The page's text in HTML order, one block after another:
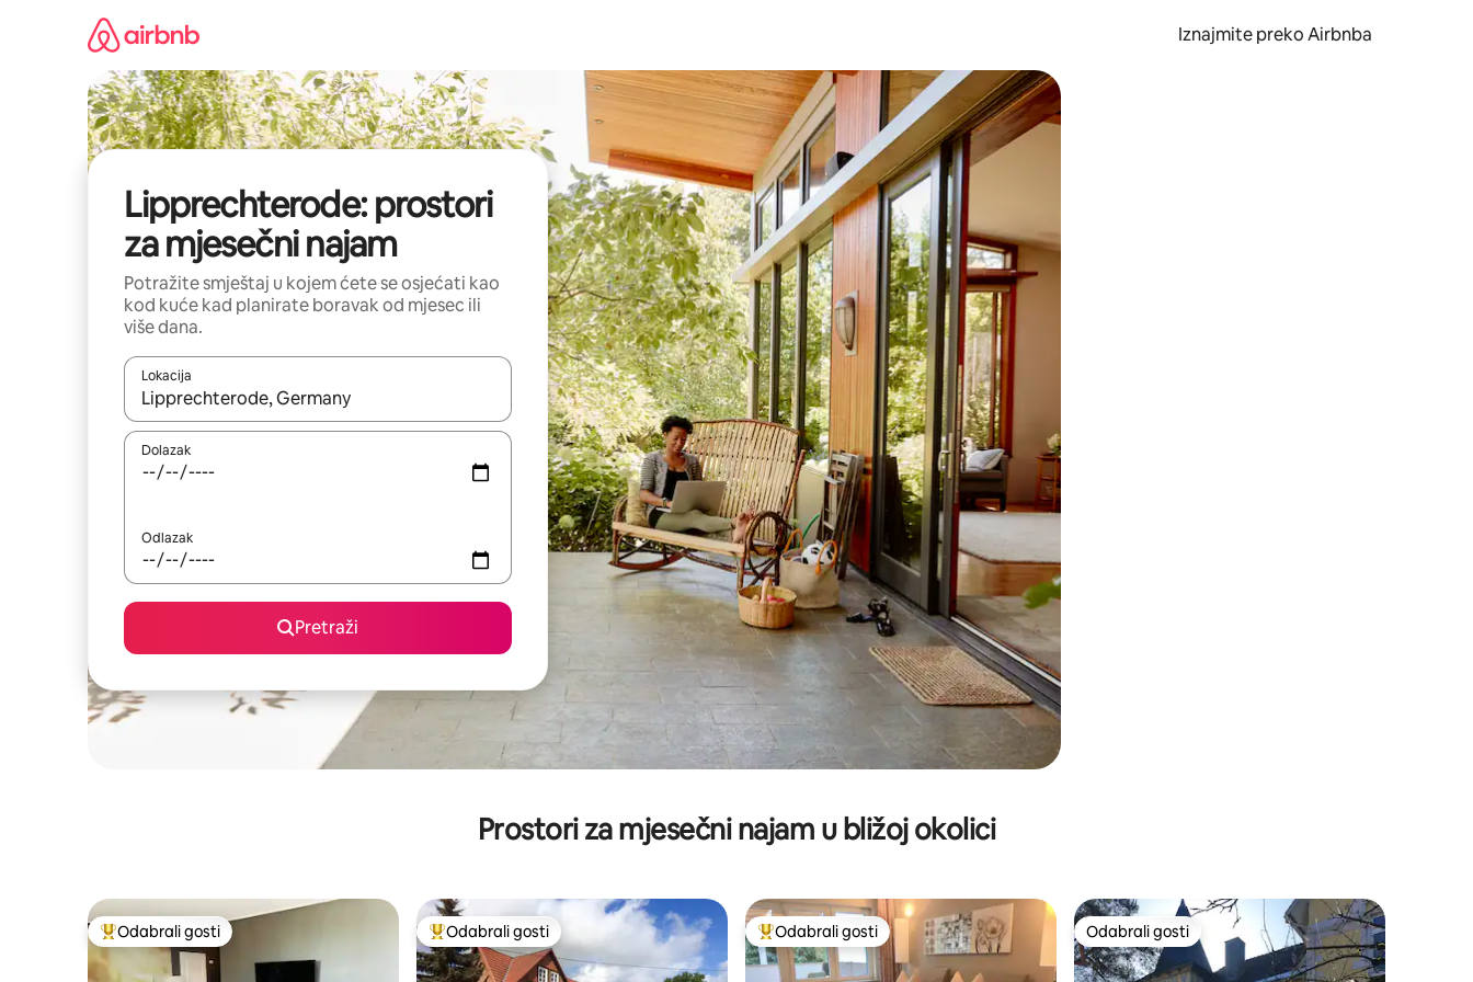
Iznajmite preko Airbnba
Lipprechterode: prostori
za mjesečni najam
Potražite smještaj u kojem ćete se osjećati kao
kod kuće kad planirate boravak od mjesec ili
više dana.
Lokacija
Kada budu dostupni rezultati, moći ćete ih pregledati koristeći se strelicama prema gore i prema dolje, kao i dodirom ili prelaskom prstom po zaslonu.
Dolazak
Odlazak
Pretraži
Prostori za mjesečni najam u bližoj okolici
Među najviše rangiranima s oznakom „Odabrali gosti”
Odabrali gosti Među najviše rangiranima s oznakom „Odabrali gosti”
Odabrali gosti Među najviše rangiranima s oznakom „Odabrali gosti”
Odabrali gosti Odabrali gosti
Odabrali gosti